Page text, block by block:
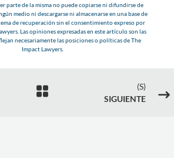
parte de la misma no puede copiarse ni difundirse de
medio ni descargarse ni almacenarse en una base de
de recuperación sin el consentimiento expreso por
Las opiniones expresadas en este artículo son las
necesariamente las posiciones o políticas de The
Impact Lawyers.

(S)
SIGUIENTE
$